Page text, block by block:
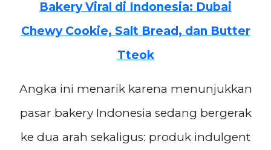
Bakery Viral di Indonesia: Dubai
Chewy Cookie, Salt Bread, dan Butter
Tteok
Angka ini menarik karena menunjukkan
pasar bakery Indonesia sedang bergerak
ke dua arah sekaligus: produk indulgent